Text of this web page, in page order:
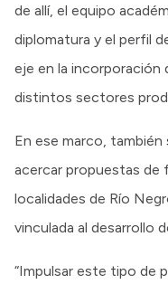
de allí, el equipo
diplomatura y el perfil
eje en la incorporación
distintos sectores
En ese marco,
acercar propuestas de
localidades de Río
vinculada al desarrollo
“Impulsar este tipo de